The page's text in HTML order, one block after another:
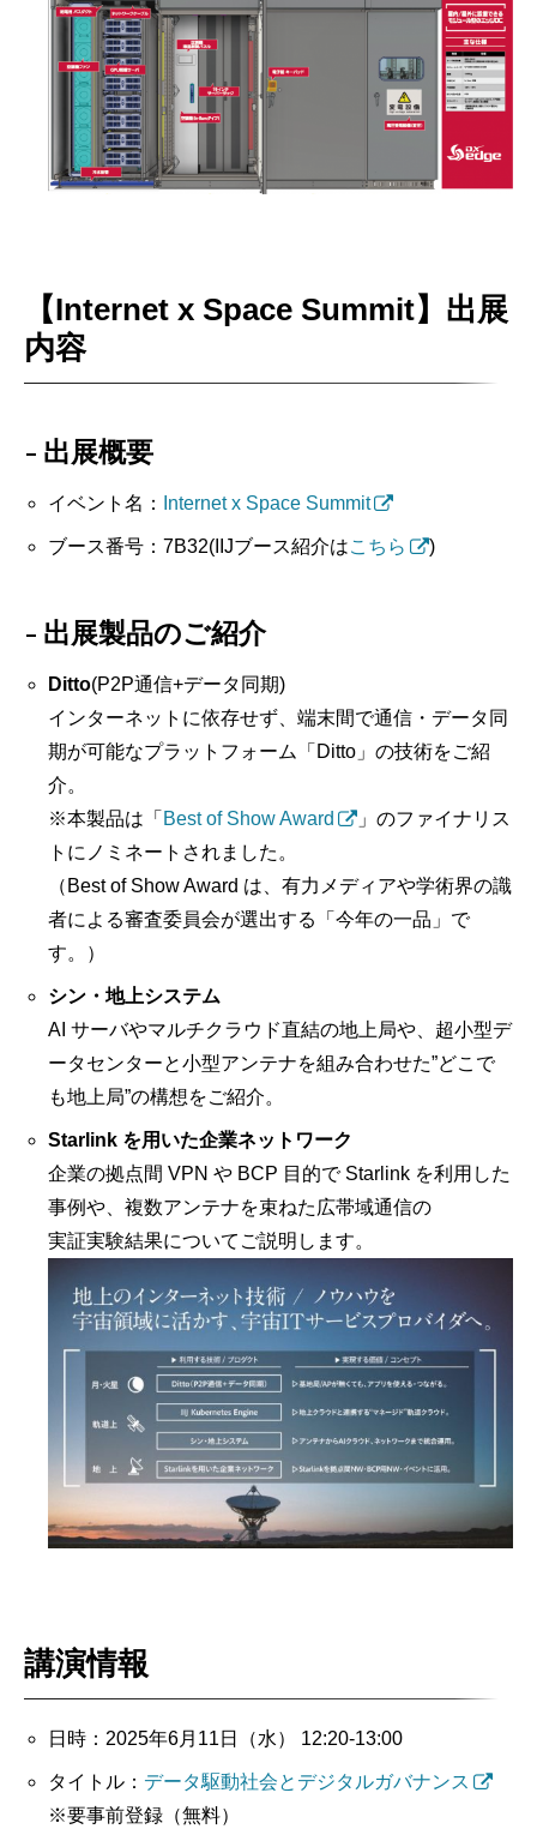
【Internet x Space Summit】出展
内容
出展概要
イベント名： Internet x Space Summit
ブース番号：7B32(IIJブース紹介はこちら )
出展製品のご紹介
Ditto(P2P通信+データ同期)
インターネットに依存せず、端末間で通信・データ同
期が可能なプラットフォーム「Ditto」の技術をご紹
介。
※本製品は「 Best of Show Award
」のファイナリス
トにノミネートされました。
（Best of Show Award は、有力メディアや学術界の識
者による審査委員会が選出する「今年の一品」で
す。）
シン・地上システム
AI サーバやマルチクラウド直結の地上局や、超小型デ
ータセンターと小型アンテナを組み合わせた”どこで
も地上局”の構想をご紹介。
Starlink を用いた企業ネットワーク
企業の拠点間 VPN や BCP 目的で Starlink を利用した
事例や、複数アンテナを束ねた広帯域通信の
実証実験結果についてご説明します。
講演情報
日時：2025年6月11日（水） 12:20-13:00
タイトル： データ駆動社会とデジタルガバナンス
※要事前登録（無料）